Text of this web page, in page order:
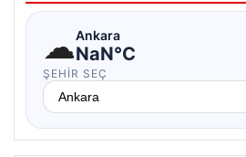
☁Ankara
NaN°C
ŞEHIR SEÇ